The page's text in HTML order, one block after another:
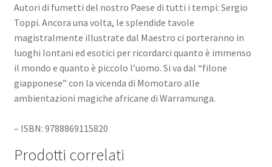
Autori di fumetti del nostro Paese di tutti i tempi: Sergio
Toppi. Ancora una volta, le splendide tavole
magistralmente illustrate dal Maestro ci porteranno in
luoghi lontani ed esotici per ricordarci quanto è immenso
il mondo e quanto è piccolo l’uomo. Si va dal “filone
giapponese” con la vicenda di Momotaro alle
ambientazioni magiche africane di Warramunga.
– ISBN: 9788869115820
Prodotti correlati